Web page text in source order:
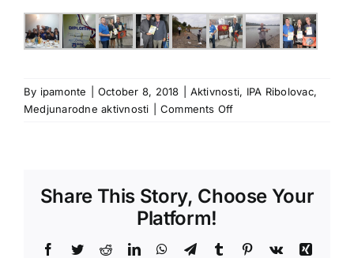
By ipamonte October 8, 2018 Aktivnosti, IPA Ribolovac,
Medjunarodne aktivnosti
Comments Offon
Doboj
Share This Story, Choose Your
Platform!
Facebook
TwitterRedditLinkedInWhatsApp
TelegramTumblr Pinterest
Vk
Xing